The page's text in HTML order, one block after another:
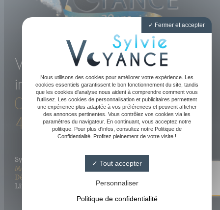
Voyance directe et
immédiate par téléphone
05 61 47 89 20-06 81 52
43 09
Sylvie Voyance 2023 - Tous droits réservés
Mentions légales
Conditions générales de vente
Définitions
Linkweb - Création de site Internet Agen - Toulouse
Sylvie Medium
Fermer et accepter
Nous utilisons des cookies pour améliorer votre expérience. Les
cookies essentiels garantissent le bon fonctionnement du site, tandis
que les cookies d'analyse nous aident à comprendre comment vous
l'utilisez. Les cookies de personnalisation et publicitaires permettent
une expérience plus adaptée à vos préférences et peuvent afficher
des annonces pertinentes. Vous contrôlez vos cookies via les
paramètres du navigateur. En continuant, vous acceptez notre
politique. Pour plus d'infos, consultez notre Politique de
Confidentialité. Profitez pleinement de votre visite !
Tout accepter
Personnaliser
Politique de confidentialité